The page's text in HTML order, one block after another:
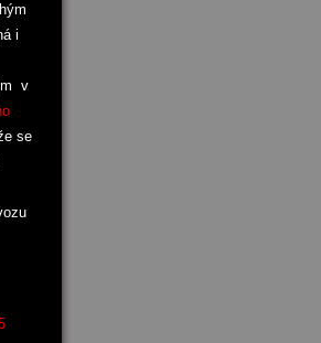
i
v
se